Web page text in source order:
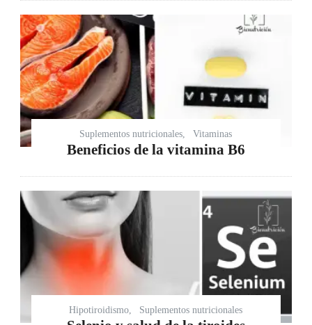
Suplementos nutricionales Vitaminas
Beneficios de la vitamina B6
Hipotiroidismo Suplementos nutricionales